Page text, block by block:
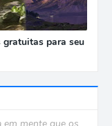
gratuitas para seu